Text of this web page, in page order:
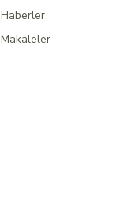
Haberler
Makaleler